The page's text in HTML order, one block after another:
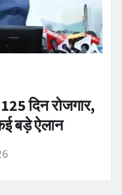
दिन रोजगार,
बड़े ऐलान